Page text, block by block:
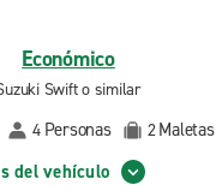
Económico
Swift o similar
4 Personas 2Maletas
del vehículo